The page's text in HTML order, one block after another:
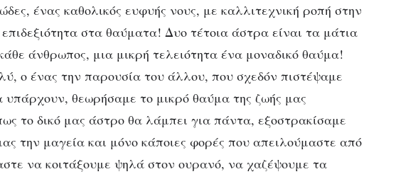
ένας καθολικός ευφυής νους, με καλλιτεχνική ροπή στην
στα θαύματα! Δυο τέτοια άστρα είναι τα μάτια
άνθρωπος, μια μικρή τελειότητα ένα μοναδικό θαύμα!
ο ένας την παρουσία του άλλου, που σχεδόν πιστέψαμε
θεωρήσαμε το μικρό θαύμα της ζωής μας
το δικό μας άστρο θα λάμπει για πάντα, εξοστρακίσαμε
την μαγεία και μόνο κάποιες φορές που απειλούμαστε από
να κοιτάξουμε ψηλά στον ουρανό, να χαζέψουμε τα